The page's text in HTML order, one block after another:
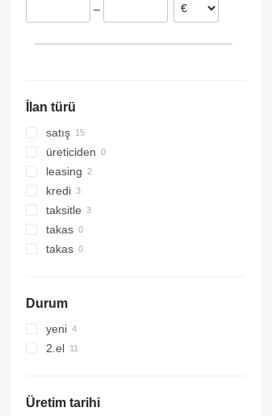
323
324
325
326
329
330
336
340
350
365
374
395
8008
8010
8014
8016
8018
8025
8026
8030
8050
8052
8055
8065
G-series
–
İlan türü
satış
üreticiden
leasing
kredi
taksitle
takas
takas
Durum
yeni
2.el
Üretim tarihi